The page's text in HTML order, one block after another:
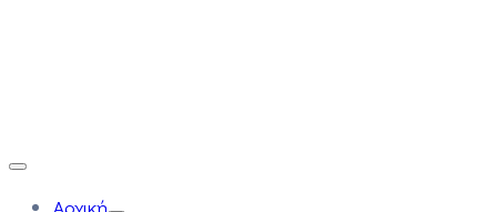
Αρχική